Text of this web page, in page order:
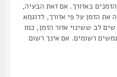
באזורך. אם זאת הבעיה,
על פי אזורך, לדוגמא
לב ששינוי אזור הזמן, כמו
רשומים. אם אינך רשום